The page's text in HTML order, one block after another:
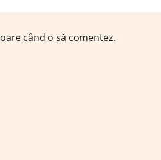
când o să comentez.